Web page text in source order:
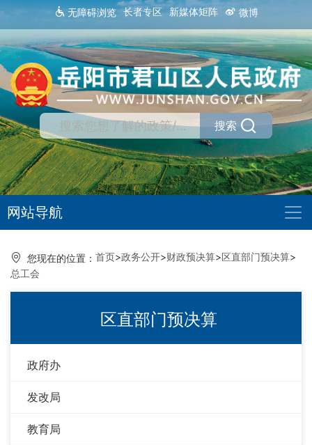
无障碍浏览 长者专区 新媒体矩阵 微博
搜索
网站导航
您现在的位置： 首页>政务公开>财政预决算>区直部门预决算>
总工会
区直部门预决算
政府办
发改局
教育局